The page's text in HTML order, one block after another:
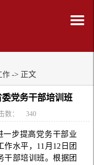
作 -> 正文
党务干部培训班
数： 340
一步提高党务干部业
水平，11月12日团
干部培训班。根据团